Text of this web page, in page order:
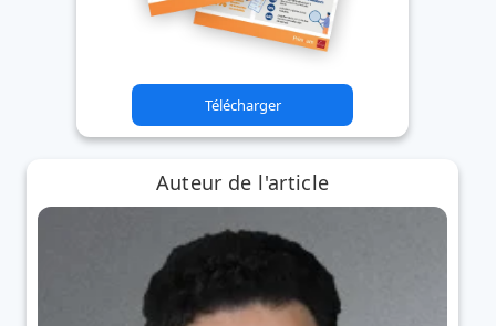
Télécharger
Auteur de l'article